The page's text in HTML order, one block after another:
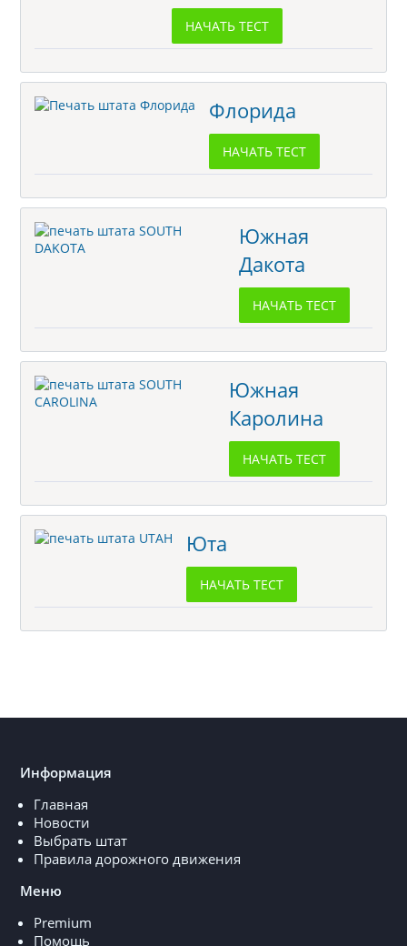
НАЧАТЬ ТЕСТ
Флорида
НАЧАТЬ ТЕСТ
Южная
Дакота
НАЧАТЬ ТЕСТ
Южная
Каролина
НАЧАТЬ ТЕСТ
Юта
НАЧАТЬ ТЕСТ
Информация
Главная
Новости
Выбрать штат
Правила дорожного движения
Меню
Premium
Помощь